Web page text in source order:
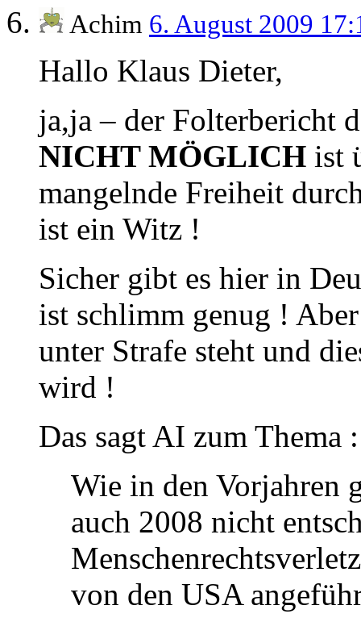
Achim 6. August 2009
Hallo Klaus Dieter,
ja,ja – der Folterbericht
NICHT MÖGLICH ist
mangelnde Freiheit
ist ein Witz !
Sicher gibt es hier in
ist schlimm genug !
unter Strafe steht und
wird !
Das sagt AI zum Thema :
Wie in den Vorjahren
auch 2008 nicht
von den USA